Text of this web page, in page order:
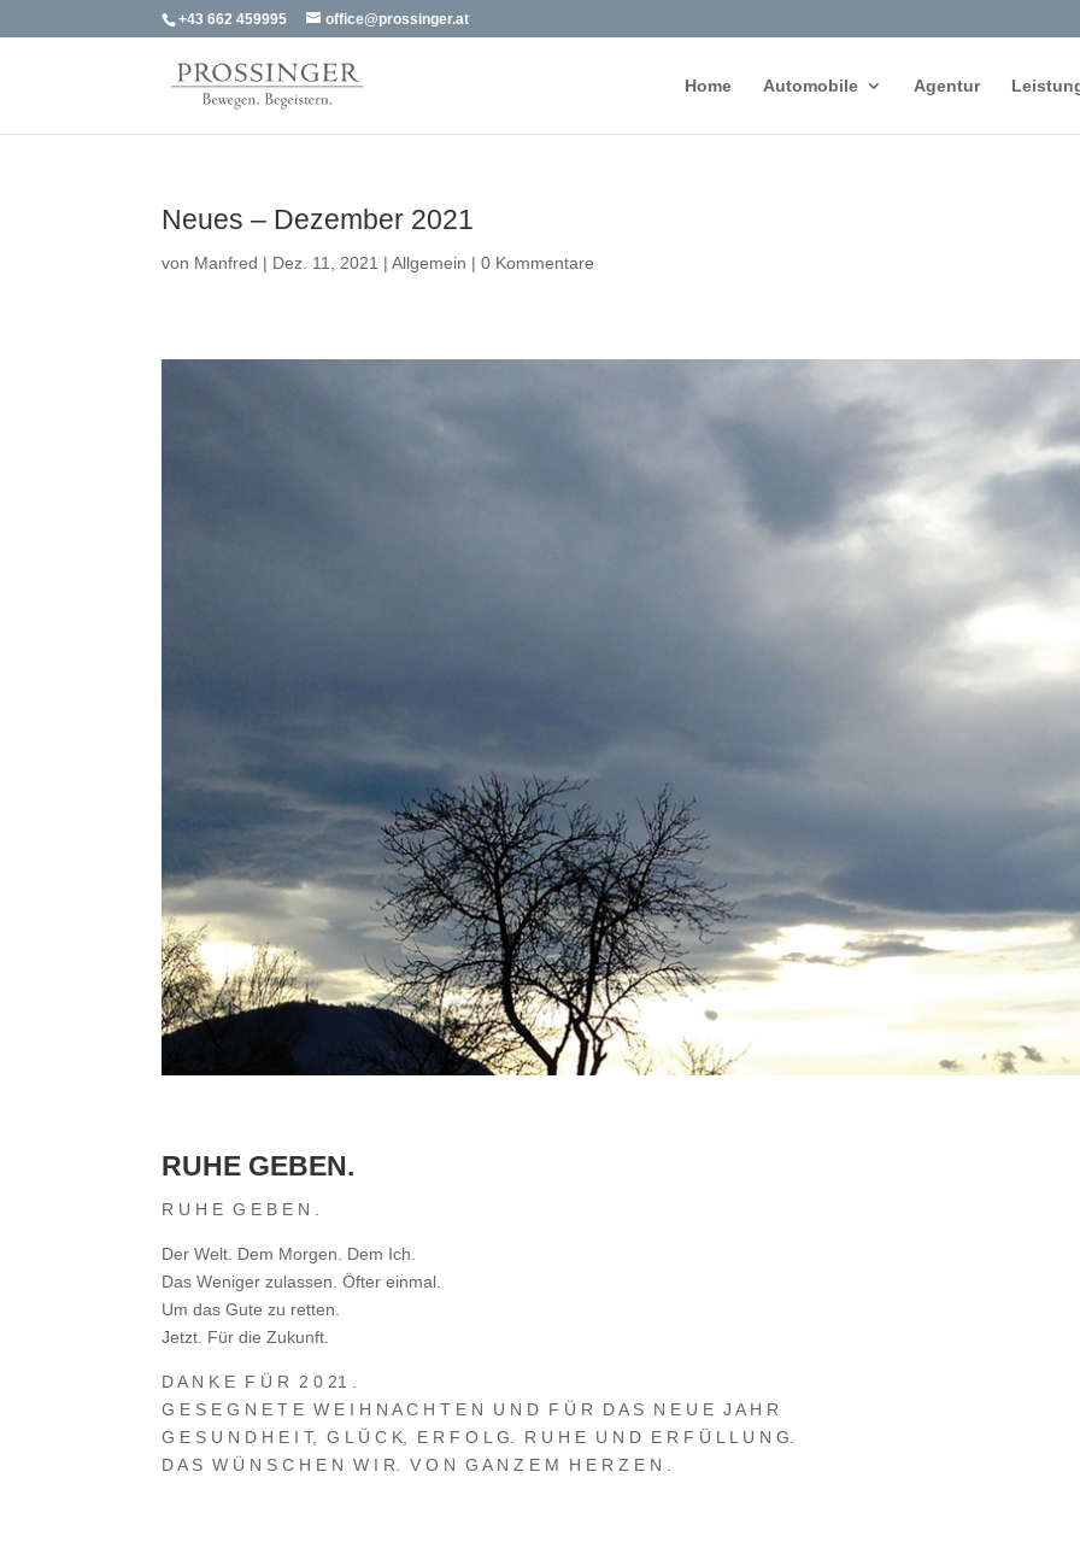
+43 662 459995 office@prossinger.at
Home Automobile Agentur
Neues – Dezember 2021
von Manfred | Dez. 11, 2021 |Allgemein |0 Kommentare
RUHE GEBEN.
R U H E G E B E N .
Der Welt. Dem Morgen. Dem Ich.
Das Weniger zulassen. Öfter einmal.
Um das Gute zu retten.
Jetzt. Für die Zukunft.
D A N K E F Ü R 2 0 21 .
G E S E G N E T E W E I H N A C H T E N U N D F Ü R D A S N E U E J A H R
G E S U N D H E I T, G L Ü C K, E R F O L G. R U H E U N D E R F Ü L L U N G.
D A S W Ü N S C H E N W I R. V O N G A N Z E M H E R Z E N .